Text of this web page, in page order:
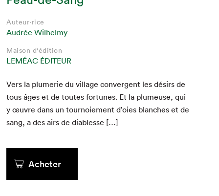
Auteur·rice
Audrée Wilhelmy
Maison d'édition
LEMÉAC ÉDITEUR
Vers la plumerie du vil­lage con­ver­gent les désirs de
tous âges et de toutes for­tunes. Et la plumeuse, qui
y œuvre dans un tournoiement d’oies blanch­es et de
sang, a des airs de diablesse […]
Acheter